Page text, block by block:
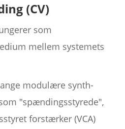
(CV)
som
mellem systemets
modulære synth-
"spændingsstyrede",
forstærker (VCA)